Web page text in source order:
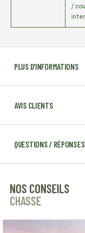
PLUS D'INFORMATIONS
AVIS CLIENTS
QUESTIONS / RÉPONSES
/
NOS CONSEILS
CHASSE